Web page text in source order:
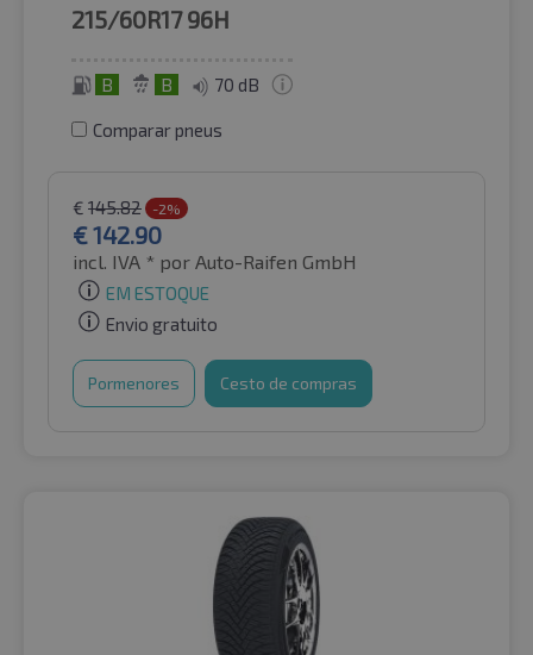
215/60R17 96H
B B 70 dB
Comparar pneus
€ 145.82 -2%
€142.90
incl. IVA * por Auto-Raifen GmbH
EM ESTOQUE
Envio gratuito
Pormenores Cesto de compras